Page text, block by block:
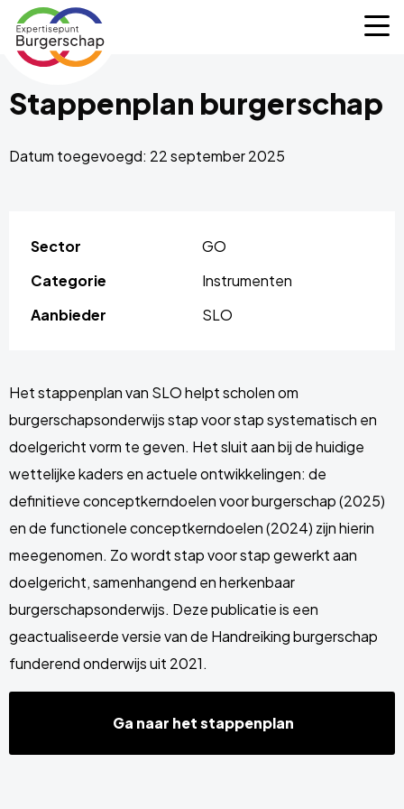
Expertisepunt
Burgerschap
Stappenplan burgerschap
Datum toegevoegd: 22 september 2025
Sector
GO
Categorie
Instrumenten
Aanbieder
SLO
Het stappenplan van SLO helpt scholen om
burgerschapsonderwijs stap voor stap systematisch en
doelgericht vorm te geven. Het sluit aan bij de huidige
wettelijke kaders en actuele ontwikkelingen: de
definitieve conceptkerndoelen voor burgerschap (2025)
en de functionele conceptkerndoelen (2024) zijn hierin
meegenomen. Zo wordt stap voor stap gewerkt aan
doelgericht, samenhangend en herkenbaar
burgerschapsonderwijs. Deze publicatie is een
geactualiseerde versie van de Handreiking burgerschap
funderend onderwijs uit 2021.
Ga naar het stappenplan